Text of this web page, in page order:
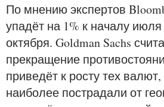
По мнению экспертов
упадёт на 1% к началу
октября. Goldman Sachs
прекращение
приведёт к росту тех
наиболее пострадали от